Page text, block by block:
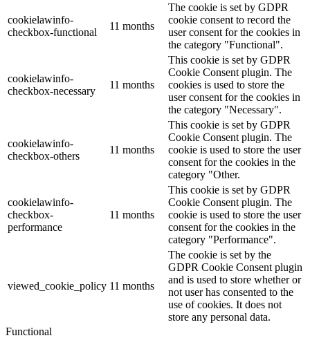
cookielawinfo-
checkbox-functional
11 months
The cookie is set by GDPR
cookie consent to record the
user consent for the cookies in
the category "Functional".
cookielawinfo-
checkbox-necessary
11 months
This cookie is set by GDPR
Cookie Consent plugin. The
cookies is used to store the
user consent for the cookies in
the category "Necessary".
cookielawinfo-
checkbox-others
11 months
This cookie is set by GDPR
Cookie Consent plugin. The
cookie is used to store the user
consent for the cookies in the
category "Other.
cookielawinfo-
checkbox-
performance
11 months
This cookie is set by GDPR
Cookie Consent plugin. The
cookie is used to store the user
consent for the cookies in the
category "Performance".
viewed_cookie_policy 11 months
The cookie is set by the
GDPR Cookie Consent plugin
and is used to store whether or
not user has consented to the
use of cookies. It does not
store any personal data.
Functional